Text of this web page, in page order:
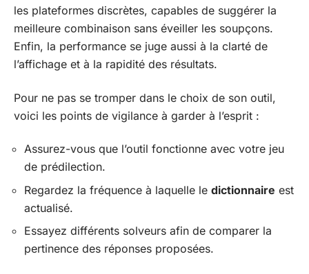
les plateformes discrètes, capables de suggérer la
meilleure combinaison sans éveiller les soupçons.
Enfin, la performance se juge aussi à la clarté de
l’affichage et à la rapidité des résultats.
Pour ne pas se tromper dans le choix de son outil,
voici les points de vigilance à garder à l’esprit :
Assurez-vous que l’outil fonctionne avec votre jeu
de prédilection.
Regardez la fréquence à laquelle le dictionnaire est
actualisé.
Essayez différents solveurs afin de comparer la
pertinence des réponses proposées.